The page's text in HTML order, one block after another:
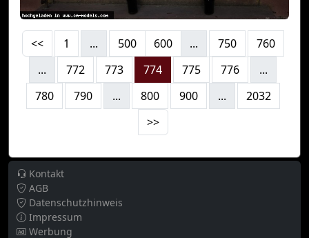
<< 1 ... 500 600 ... 750
760
...
772 773 774 775 776
...
780
790 ... 800 900 ...
2032
>>
Kontakt
AGB
Datenschutzhinweis
Impressum
Werbung